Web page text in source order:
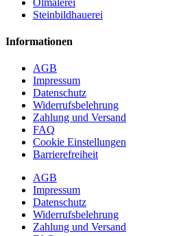
Steinbildhauerei
Informationen
AGB
Impressum
Datenschutz
Widerrufsbelehrung
Zahlung und Versand
FAQ
Cookie Einstellungen
Barrierefreiheit
AGB
Impressum
Datenschutz
Widerrufsbelehrung
Zahlung und Versand